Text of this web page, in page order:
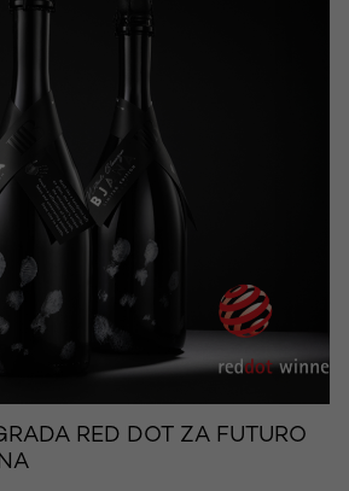
RED DOT ZA FUTURO